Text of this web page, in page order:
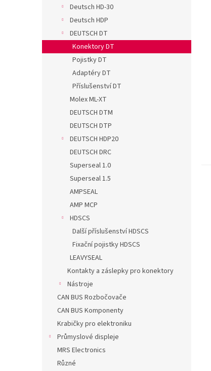
Deutsch HD-30
Deutsch HDP
DEUTSCH DT
Konektory DT
Pojistky DT
Adaptéry DT
Příslušenství DT
Molex ML-XT
DEUTSCH DTM
DEUTSCH DTP
DEUTSCH HDP20
DEUTSCH DRC
Superseal 1.0
Superseal 1.5
AMPSEAL
AMP MCP
HDSCS
Další příslušenství HDSCS
Fixační pojistky HDSCS
LEAVYSEAL
Kontakty a záslepky pro konektory
Nástroje
CAN BUS Rozbočovače
CAN BUS Komponenty
Krabičky pro elektroniku
Průmyslové displeje
MRS Electronics
Různé